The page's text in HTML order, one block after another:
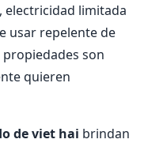
electricidad limitada
usar repelente de
son
quieren
de viet hai brindan